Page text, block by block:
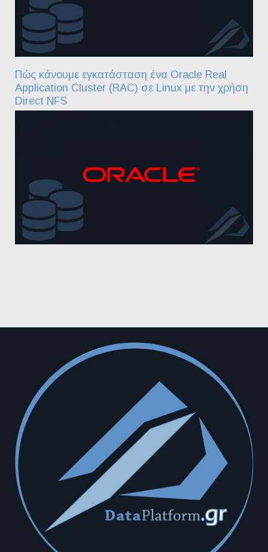
Πώς κάνουμε εγκατάσταση ένα Oracle Real
Application Cluster (RAC) σε Linux με την χρήση
Direct NFS